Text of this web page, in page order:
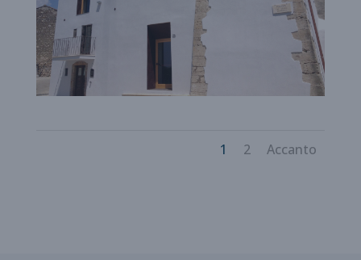
1 2 Accanto